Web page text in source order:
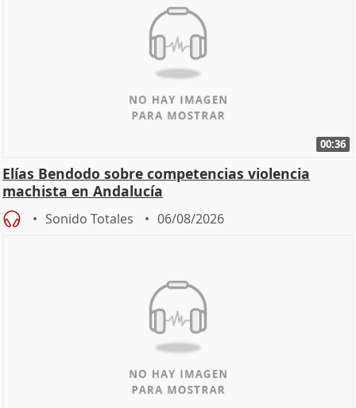
00:36
Elías Bendodo sobre competencias violencia
machista en Andalucía
Sonido Totales 06/08/2026